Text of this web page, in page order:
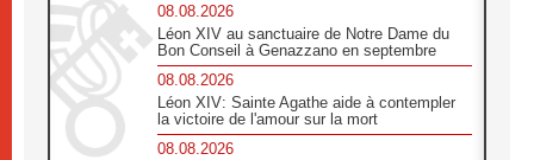
08.08.2026
Léon XIV au sanctuaire de Notre Dame du
Bon Conseil à Genazzano en septembre
08.08.2026
Léon XIV: Sainte Agathe aide à contempler
la victoire de l'amour sur la mort
08.08.2026